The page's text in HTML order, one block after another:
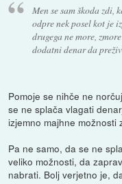
Men se sam škoda zdi,
odpre nek posel kot je
drugega ne more,
dodatni denar da
Pomoje se nihče ne
se ne splača vlagati
izjemno majhne možnosti
Pa ne samo, da se ne
veliko možnosti, da
nabrati. Bolj verjetno je,